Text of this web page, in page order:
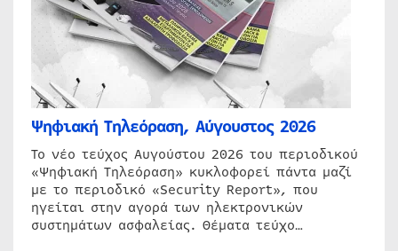
Ψηφιακή Τηλεόραση, Αύγουστος 2026
Το νέο τεύχος Αυγούστου 2026 του περιοδικού
«Ψηφιακή Τηλεόραση» κυκλοφορεί πάντα μαζί
με το περιοδικό «Security Report», που
ηγείται στην αγορά των ηλεκτρονικών
συστημάτων ασφαλείας. Θέματα τεύχο…